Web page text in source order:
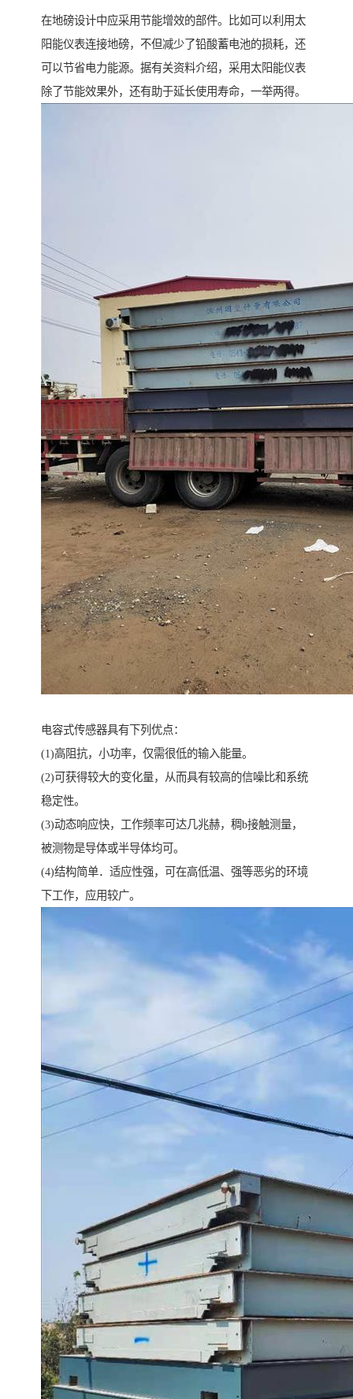
在地磅设计中应采用节能增效的部件。比如可以利用太
阳能仪表连接地磅，不但减少了铅酸蓄电池的损耗，还
可以节省电力能源。据有关资料介绍，采用太阳能仪表
除了节能效果外，还有助于延长使用寿命，一举两得。
电容式传感器具有下列优点：
(1)高阻抗，小功率，仅需很低的输入能量。
(2)可获得较大的变化量，从而具有较高的信噪比和系统
稳定性。
(3)动态响应快，工作频率可达几兆赫，稠b接触测量，
被测物是导体或半导体均可。
(4)结构简单．适应性强，可在高低温、强等恶劣的环境
下工作，应用较广。